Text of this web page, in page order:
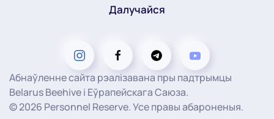
Далучайся
Абнаўленне сайта рэалізавана пры падтрымцы
Belarus Beehive і Еўрапейскага Саюза.
©2026 Personnel Reserve. Усе правы абароненыя.